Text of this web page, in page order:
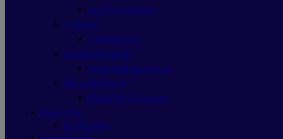
เมาส์ไร้สายAsus
การ์ดจอ
การ์ดจอAsus
เคสคอมพิวเตอร์
เคสคอมพิวเตอร์Asus
คีย์บอร์ดไร้สาย
คีย์บอร์ดไร้สายAsus
Ram (แรม)
RAM Adata